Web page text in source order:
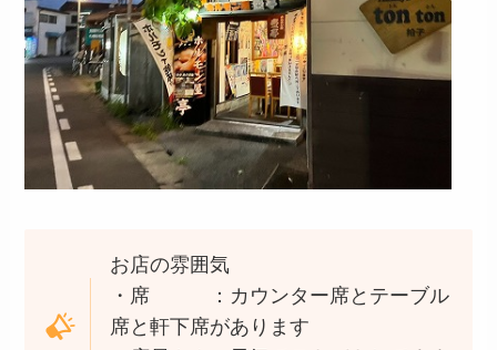
お店の雰囲気
・席 ：カウンター席とテーブル
席と軒下席があります